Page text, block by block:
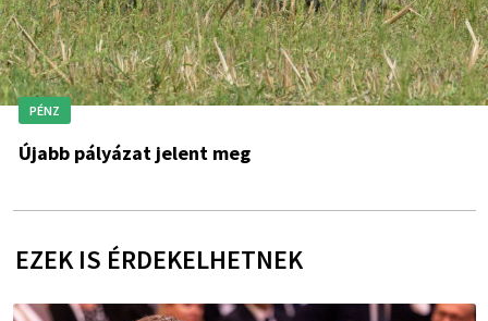
PÉNZ
Újabb pályázat jelent meg
EZEK IS ÉRDEKELHETNEK